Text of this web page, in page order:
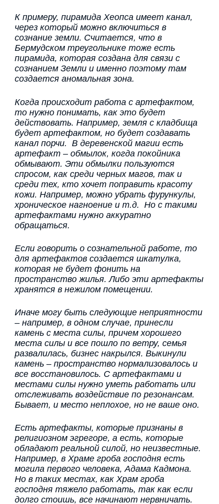
К примеру, пирамида Хеопса имеет канал,
через который можно включиться в
сознание земли. Считается, что в
Бермудском треугольнике тоже есть
пирамида, которая создана для связи с
сознанием Земли и именно поэтому там
создается аномальная зона.
Когда происходит работа с артефактом,
то нужно понимать, как это будет
действовать. Например, земля с кладбища
будет артефактом, но будет создавать
канал порчи. В деревенской магии есть
артефакт – обмылок, когда покойника
обмывают. Эти обмылки пользуются
спросом, как среди черных магов, так и
среди тех, кто хочет поправить красоту
кожи. Например, можно убрать фурункулы,
хроническое нагноение и т.д. Но с такими
артефактами нужно аккуратно
обращаться.
Если говорить о сознательной работе, то
для артефактов создается шкатулка,
которая не будет фонить на
пространство жилья. Либо эти артефакты
хранятся в нежилом помещении.
Иначе могу быть следующие неприятности
– например, в одном случае, принесли
камень с места силы, причем хорошего
места силы и все пошло по ветру, семья
развалилась, бизнес накрылся. Выкинули
камень – пространство нормализовалось и
все восстановилось. С артефактами и
местами силы нужно уметь работать или
отслеживать воздействие по резонансам.
Бывает, и место неплохое, но не ваше оно.
Есть артефакты, которые признаны в
религиозном эгрегоре, а есть, которые
обладают реальной силой, но неизвестные.
Например, в Храме гроба господня есть
могила первого человека, Адама Кадмона.
Но в таких местах, как Храм гроба
господня тяжело работать, так как если
долго стоишь, все начинают нервничать.